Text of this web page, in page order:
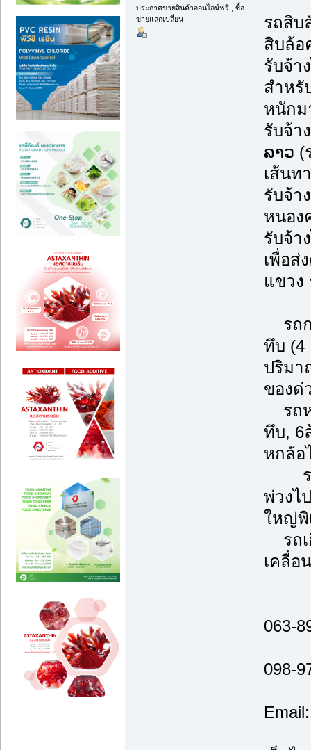
ประกาศขายสินค้าออนไลน์ฟรี , ซื้อ
ขายแลกเปลี่ยน
รถสิบ
สิบล้อ
รับจ้า
สำหรั
หนักม
รับจ้า
ລາວ (
เส้นท
รับจ้า
หนอง
รับจ้า
เพื่อส่
แขวง
รถก
ทึบ (4
ปริมา
ของด่
รถห
ทึบ, 6
หกล้อ
รถพ่
พ่วงไ
ใหญ่พิ
รถเ
เคลื่อ
063-
098-